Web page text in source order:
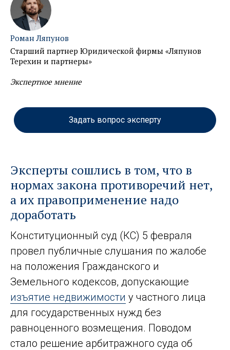
Роман Ляпунов
Старший партнер Юридической фирмы «Ляпунов
Терехин и партнеры»
Экспертное мнение
Задать вопрос эксперту
Эксперты сошлись в том, что в
нормах закона противоречий нет,
а их правоприменение надо
доработать
Конституционный суд (КС) 5 февраля
провел публичные слушания по жалобе
на положения Гражданского и
Земельного кодексов, допускающие
изъятие недвижимости у частного лица
для государственных нужд без
равноценного возмещения. Поводом
стало решение арбитражного суда об